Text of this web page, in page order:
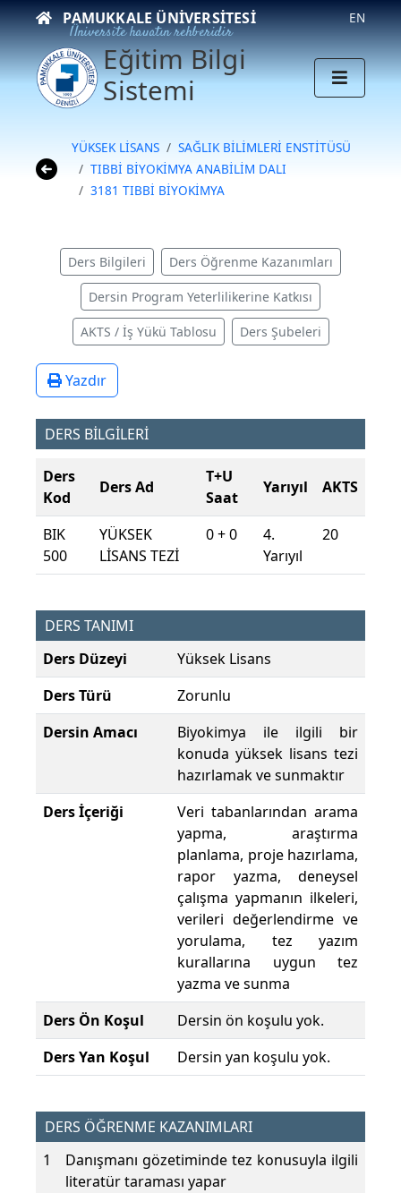
PAMUKKALE ÜNIVERSITESI
Üniversite hayatın rehberidir
EN
Eğitim Bilgi
Sistemi
YÜKSEK LİSANS
SAĞLIK BİLİMLERİ ENSTİTÜSÜ
TIBBİ BİYOKİMYA ANABİLİM DALI
3181 TIBBİ BİYOKİMYA
Ders Bilgileri Ders Öğrenme Kazanımları
Dersin Program Yeterlilikerine Katkısı
AKTS / İş Yükü Tablosu Ders Şubeleri
Yazdır
DERS BİLGİLERİ
Ders
Kod
Ders Ad
T+U
Saat
Yarıyıl AKTS
BIK
500
YÜKSEK
LİSANS TEZİ
0 + 0
4.
Yarıyıl
20
DERS TANIMI
Ders Düzeyi
Yüksek Lisans
Ders Türü
Zorunlu
Dersin Amacı
Biyokimya ile ilgili bir
konuda yüksek lisans tezi
hazırlamak ve sunmaktır
Ders İçeriği
Veri tabanlarından arama
yapma, araştırma
planlama, proje hazırlama,
rapor yazma, deneysel
çalışma yapmanın ilkeleri,
verileri değerlendirme ve
yorulama, tez yazım
kurallarına uygun tez
yazma ve sunma
Ders Ön Koşul
Dersin ön koşulu yok.
Ders Yan Koşul
Dersin yan koşulu yok.
DERS ÖĞRENME KAZANIMLARI
1
Danışmanı gözetiminde tez konusuyla ilgili
literatür taraması yapar